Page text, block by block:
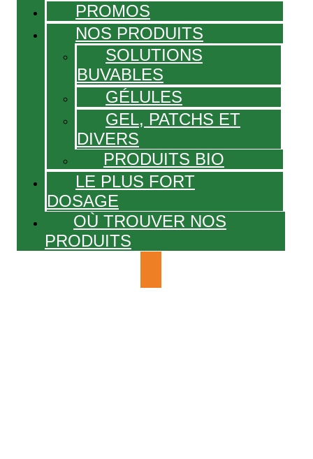
PROMOS
NOS PRODUITS
SOLUTIONS
BUVABLES
GÉLULES
GEL, PATCHS ET
DIVERS
PRODUITS BIO
LE PLUS FORT
DOSAGE
OÙ TROUVER NOS
PRODUITS